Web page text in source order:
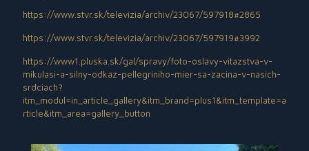
https://www.stvr.sk/televizia/archiv/23067/597918#2865
https://www.stvr.sk/televizia/archiv/23067/597919#3992
https://www1.pluska.sk/gal/spravy/foto-oslavy-vitazstva-v-
mikulasi-a-silny-odkaz-pellegriniho-mier-sa-zacina-v-nasich-
srdciach?
itm_modul=in_article_gallery&itm_brand=plus1&itm_template=a
rticle&itm_area=gallery_button